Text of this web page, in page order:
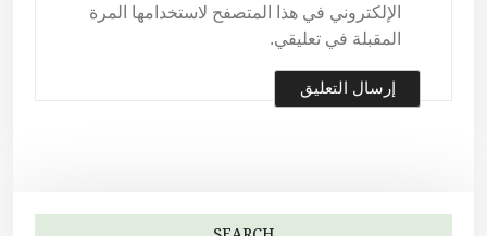
الإلكتروني في هذا المتصفح لاستخدامها المرة
المقبلة في تعليقي.